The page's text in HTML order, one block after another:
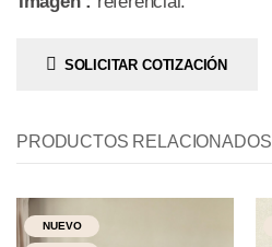
SOLICITAR COTIZACIÓN
PRODUCTOS RELACIONADOS
NUEVO